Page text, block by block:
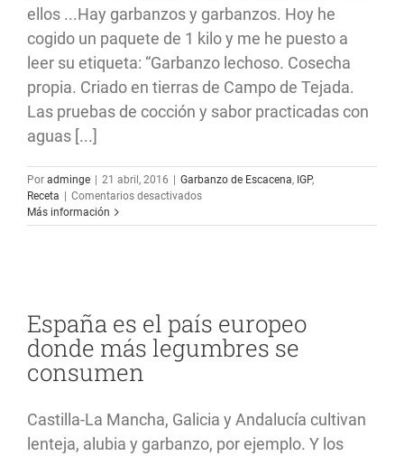
ellos ...Hay garbanzos y garbanzos. Hoy he
cogido un paquete de 1 kilo y me he puesto a
leer su etiqueta: “Garbanzo lechoso. Cosecha
propia. Criado en tierras de Campo de Tejada.
Las pruebas de cocción y sabor practicadas con
aguas [...]
Por adminge 21 abril, 2016 Garbanzo de Escacena, IGP,
Receta
Comentarios desactivadosen
garbanzos
Más información
España es el país europeo
donde más legumbres se
consumen
Castilla-La Mancha, Galicia y Andalucía cultivan
lenteja, alubia y garbanzo, por ejemplo. Y los